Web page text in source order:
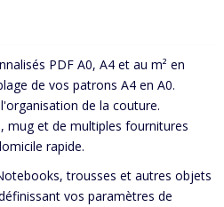
PDF A0, A4 et au m² en
de vos patrons A4 en A0.
de la couture.
et de multiples fournitures
rapide.
trousses et autres objets
vos paramètres de